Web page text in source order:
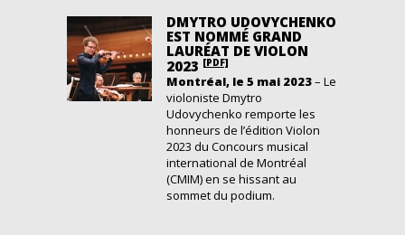
DMYTRO UDOVYCHENKO
EST NOMMÉ GRAND
LAURÉAT DE VIOLON
2023 [PDF]
Montréal, le 5 mai 2023– Le
violoniste Dmytro
Udovychenko remporte les
honneurs de l’édition Violon
2023 du Concours musical
international de Montréal
(CMIM) en se hissant au
sommet du podium.